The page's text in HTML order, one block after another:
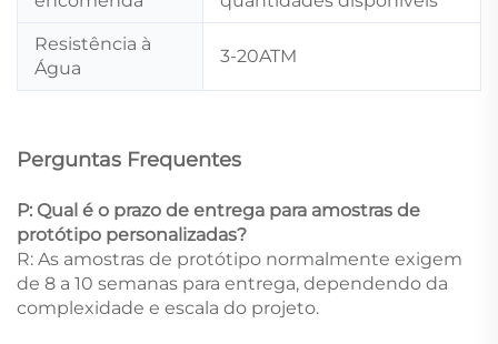
Resistência à
Água
3-20ATM
Perguntas Frequentes
P: Qual é o prazo de entrega para amostras de
protótipo personalizadas?
R: As amostras de protótipo normalmente exigem
de 8 a 10 semanas para entrega, dependendo da
complexidade e escala do projeto.